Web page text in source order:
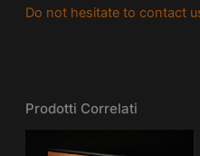
Do not hesitate to contact
Prodotti Correlati